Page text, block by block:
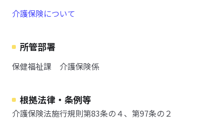
介護保険について
所管部署
保健福祉課 介護保険係
根拠法律・条例等
介護保険法施行規則第83条の４、第97条の２